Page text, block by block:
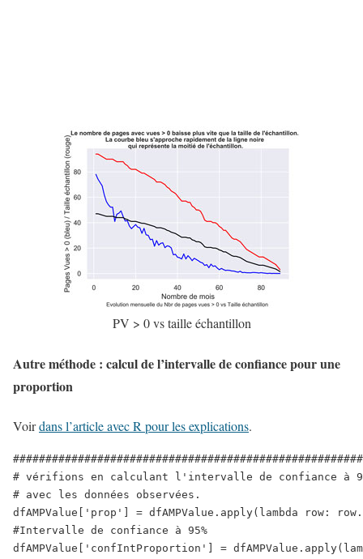
PV > 0 vs taille échantillon
Autre méthode : calcul de l’intervalle de confiance pour une
proportion
Voirdans l’article avec R pour les explications.
# vérifions en calculant l'intervalle de confiance à
# avec les données observées.
dfAMPValue['prop'] = dfAMPValue.apply(lambda row:
#Intervalle de confiance à 95%
dfAMPValue['confIntProportion'] =